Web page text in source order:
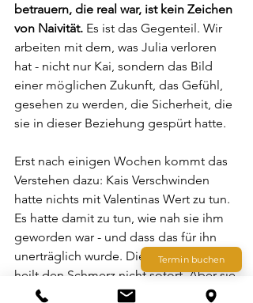
betrauern, die real war, ist kein Zeichen
von Naivität. Es ist das Gegenteil. Wir
arbeiten mit dem, was Julia verloren
hat - nicht nur Kai, sondern das Bild
einer möglichen Zukunft, das Gefühl,
gesehen zu werden, die Sicherheit, die
sie in dieser Beziehung gespürt hatte.
Erst nach einigen Wochen kommt das
Verstehen dazu: Kais Verschwinden
hatte nichts mit Valentinas Wert zu tun.
Es hatte damit zu tun, wie nah sie ihm
geworden war - und dass das für ihn
unerträglich wurde. Diese Erkenntnis
heilt den Schmerz nicht sofort. Aber sie
löst die Frage auf, die den meisten
Termin buchen